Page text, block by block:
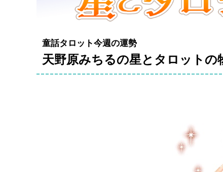
童話タロット今週の運勢
天野原みちるの星とタロットの